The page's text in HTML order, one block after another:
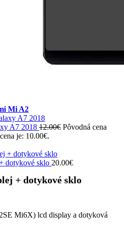
Mi A2
A7 2018 12.00€ Pôvodná cena
je: 10.00€.
dotykové sklo 20.00€
+ dotykové sklo
Mi6X) lcd display a dotyková